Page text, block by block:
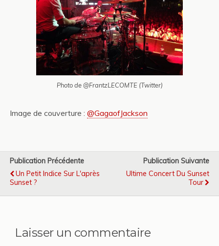
Photo de @FrantzLECOMTE (Twitter)
Image de couverture : @GagaofJackson
Publication Précédente
Un Petit Indice Sur L'après
Sunset ?
Publication Suivante
Ultime Concert Du Sunset
Tour
Laisser un commentaire